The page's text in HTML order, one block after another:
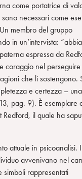
come portatrice di
necessari come
membro del gruppo
in un’intervista:
espressa da
coraggio nel perseguire
che li sostengono.
e certezza – una
pag. 9). È esemplare
Redford, il quale ha
attuale in psicoanalisi.
avvenivano nel
simboli rappresentati